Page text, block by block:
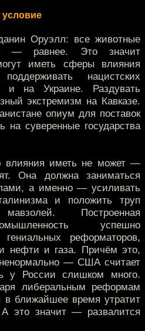
Оруэлл: все животные
— равнее. Это значит
иметь сферы влияния
нацистских
и на Украине. Раздувать
экстремизм на Кавказе.
опиум для поставок
суверенные государства
влияния иметь не может —
Она должна заниматься
а именно — усиливать
и положить труп
Построенная
успешно
реформаторов,
нефти и газа. Причём это,
ненормально — США считает
у России слишком много.
либеральным реформам
в ближайшее время утратит
это значит — развалится